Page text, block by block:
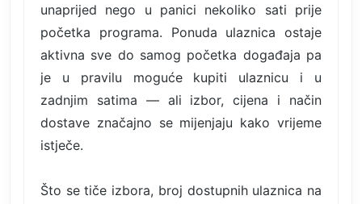
unaprijed nego u panici nekoliko sati prije
početka programa. Ponuda ulaznica ostaje
aktivna sve do samog početka događaja pa
je u pravilu moguće kupiti ulaznicu i u
zadnjim satima — ali izbor, cijena i način
dostave značajno se mijenjaju kako vrijeme
istječe.
Što se tiče izbora, broj dostupnih ulaznica na